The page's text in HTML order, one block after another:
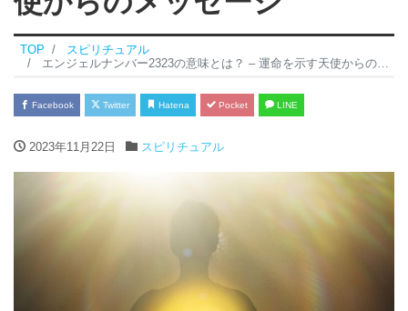
TOP
スピリチュアル
エンジェルナンバー2323の意味とは？ – 運命を示す天使からのメッセージ
Facebook Twitter Hatena Pocket LINE
2023年11月22日 スピリチュアル